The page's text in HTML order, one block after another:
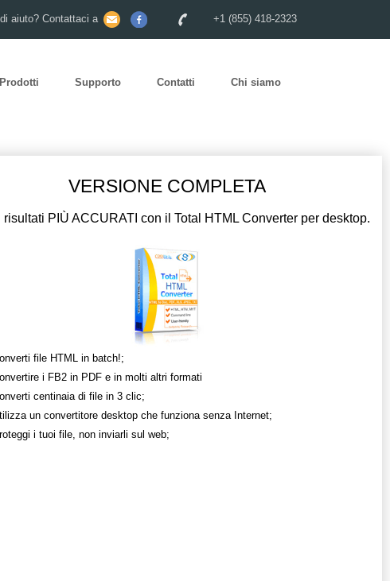
aiuto? Contattaci a +1 (855) 418-2323
Prodotti Supporto Contatti Chi siamo
VERSIONE COMPLETA
risultati PIÙ ACCURATI con il Total HTML Converter per desktop.
file HTML in batch!;
i FB2 in PDF e in molti altri formati
centinaia di file in 3 clic;
un convertitore desktop che funziona senza Internet;
i tuoi file, non inviarli sul web;